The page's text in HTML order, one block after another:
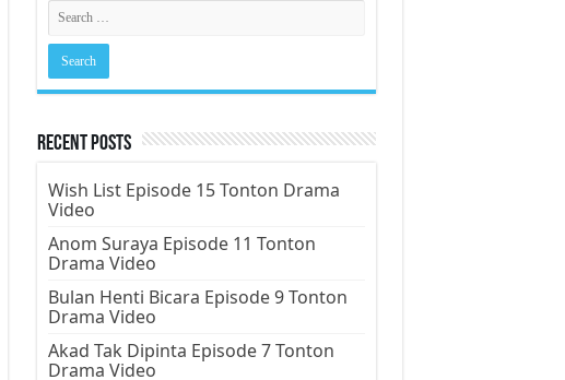
Recent Posts
Wish List Episode 15 Tonton Drama
Video
Anom Suraya Episode 11 Tonton
Drama Video
Bulan Henti Bicara Episode 9 Tonton
Drama Video
Akad Tak Dipinta Episode 7 Tonton
Drama Video